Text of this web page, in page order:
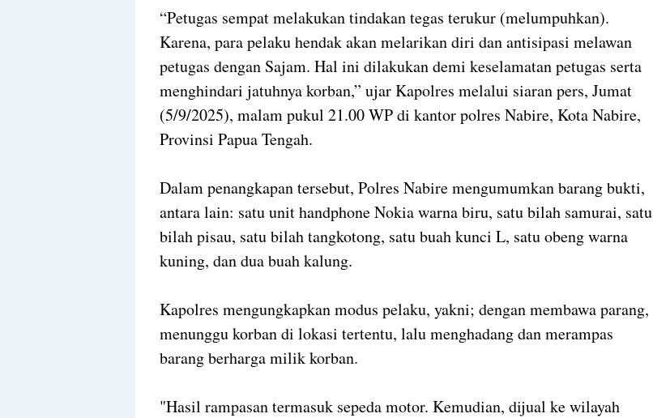
‎“Petugas sempat melakukan tindakan tegas terukur (melumpuhkan).
Karena, para pelaku hendak akan melarikan diri dan antisipasi melawan
petugas dengan Sajam. Hal ini dilakukan demi keselamatan petugas serta
menghindari jatuhnya korban,” ujar Kapolres melalui siaran pers, Jumat
(5/9/2025), malam pukul 21.00 WP di kantor polres Nabire, Kota Nabire,
Provinsi Papua Tengah.
‎Dalam penangkapan tersebut, Polres Nabire mengumumkan barang bukti,
antara lain: satu unit handphone Nokia warna biru, satu bilah samurai, satu
bilah pisau, satu bilah tangkotong, satu buah kunci L, satu obeng warna
kuning, dan dua buah kalung.
‎Kapolres mengungkapkan modus pelaku, yakni; dengan membawa parang,
menunggu korban di lokasi tertentu, lalu menghadang dan merampas
barang berharga milik korban.
‎"Hasil rampasan termasuk sepeda motor. Kemudian, dijual ke wilayah